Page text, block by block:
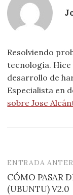
Resolviendo
tecnología.
desarrollo de
Especialista en
sobre Jose
Navegación
de
ENTRADA
CÓMO PASAR
(UBUNTU) V2.0